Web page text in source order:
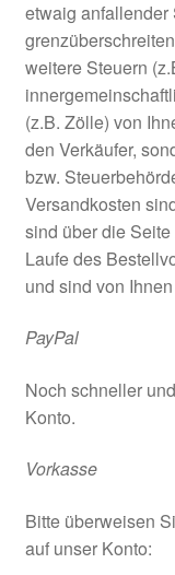
etwaig anfallender
weitere Steuern
(z.B. Zölle) von
den Verkäufer,
bzw.
Versandkosten
sind über die Seite
Laufe des
und sind von
PayPal
Noch schneller
Konto.
Vorkasse
Bitte überweisen
auf unser Konto: